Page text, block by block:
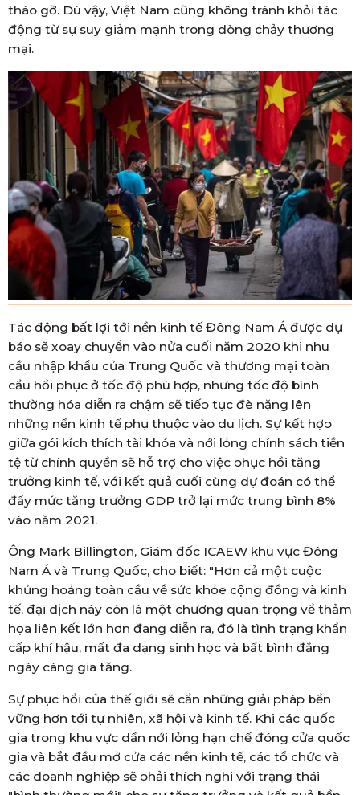
tháo gỡ. Dù vậy, Việt Nam cũng không tránh khỏi tác
động từ sự suy giảm mạnh trong dòng chảy thương
mại.
Tác động bất lợi tới nền kinh tế Đông Nam Á được dự
báo sẽ xoay chuyển vào nửa cuối năm 2020 khi nhu
cầu nhập khẩu của Trung Quốc và thương mại toàn
cầu hồi phục ở tốc độ phù hợp, nhưng tốc độ bình
thường hóa diễn ra chậm sẽ tiếp tục đè nặng lên
những nền kinh tế phụ thuộc vào du lịch. Sự kết hợp
giữa gói kích thích tài khóa và nới lỏng chính sách tiền
tệ từ chính quyền sẽ hỗ trợ cho việc phục hồi tăng
trưởng kinh tế, với kết quả cuối cùng dự đoán có thể
đẩy mức tăng trưởng GDP trở lại mức trung bình 8%
vào năm 2021.
Ông Mark Billington, Giám đốc ICAEW khu vực Đông
Nam Á và Trung Quốc, cho biết: "Hơn cả một cuộc
khủng hoảng toàn cầu về sức khỏe cộng đồng và kinh
tế, đại dịch này còn là một chương quan trọng về thảm
họa liên kết lớn hơn đang diễn ra, đó là tình trạng khẩn
cấp khí hậu, mất đa dạng sinh học và bất bình đẳng
ngày càng gia tăng.
Sự phục hồi của thế giới sẽ cần những giải pháp bền
vững hơn tới tự nhiên, xã hội và kinh tế. Khi các quốc
gia trong khu vực dần nới lỏng hạn chế đóng cửa quốc
gia và bắt đầu mở cửa các nền kinh tế, các tổ chức và
các doanh nghiệp sẽ phải thích nghi với trạng thái